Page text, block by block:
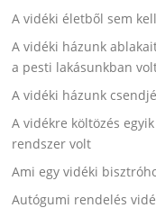
A vidéki életből sem
A vidéki házunk
a pesti lakásunkban
A vidéki házunk
A vidékre költözés
rendszer volt
Ami egy vidéki
Autógumi rendelés